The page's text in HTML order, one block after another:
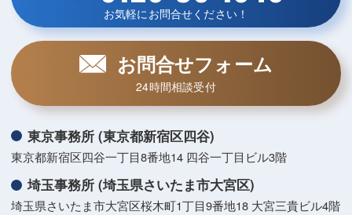
お気軽にお問合せください！
お問合せフォーム
24時間相談受付
東京事務所 (東京都新宿区四谷)
東京都新宿区四谷一丁目8番地14 四谷一丁目ビル3階
埼玉事務所 (埼玉県さいたま市大宮区)
埼玉県さいたま市大宮区桜木町1丁目9番地18 大宮三貴ビル4階